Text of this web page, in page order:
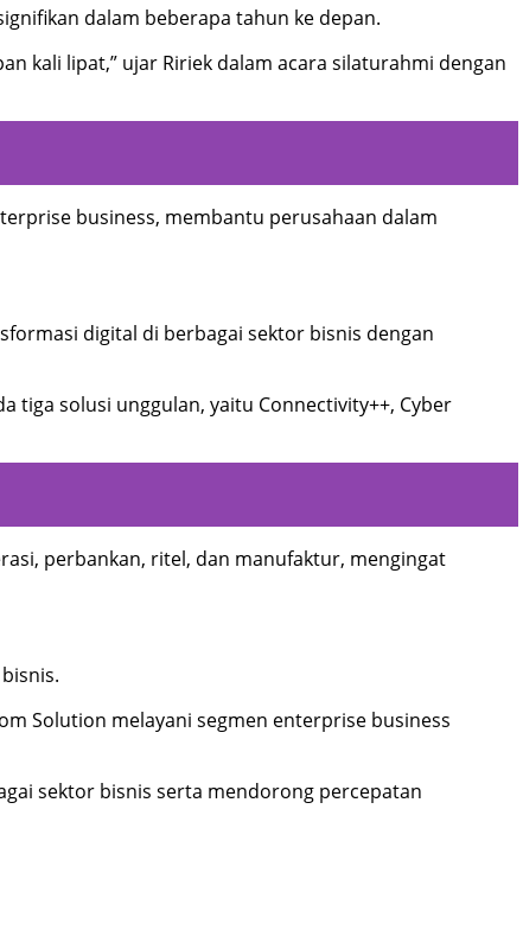
dalam beberapa tahun ke depan.
kali lipat,” ujar Ririek dalam acara silaturahmi dengan
business, membantu perusahaan dalam
digital di berbagai sektor bisnis dengan
tiga solusi unggulan, yaitu Connectivity++, Cyber
perbankan, ritel, dan manufaktur, mengingat
Solution melayani segmen enterprise business
sektor bisnis serta mendorong percepatan